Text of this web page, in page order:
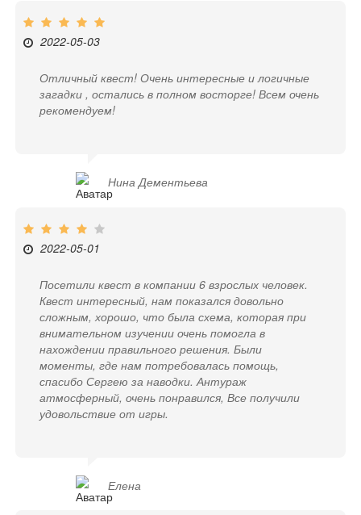
2022-05-03
Отличный квест! Очень интересные и логичные
загадки , остались в полном восторге! Всем очень
рекомендуем!
Нина Дементьева
2022-05-01
Посетили квест в компании 6 взрослых человек.
Квест интересный, нам показался довольно
сложным, хорошо, что была схема, которая при
внимательном изучении очень помогла в
нахождении правильного решения. Были
моменты, где нам потребовалась помощь,
спасибо Сергею за наводки. Антураж
атмосферный, очень понравился, Все получили
удовольствие от игры.
Елена